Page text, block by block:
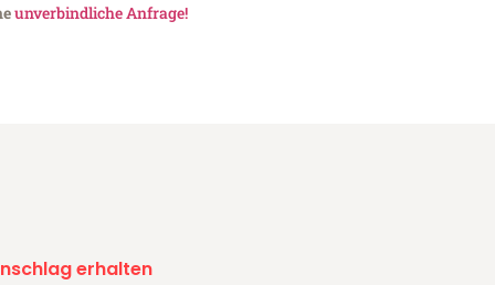
unverbindliche Anfrage!
erhalten